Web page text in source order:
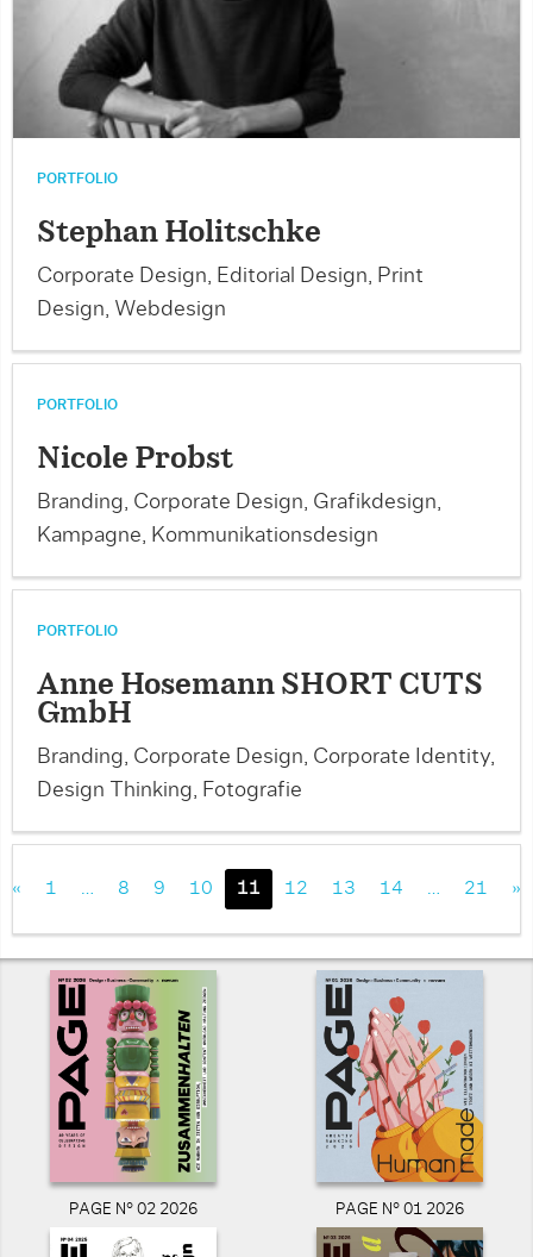
PORTFOLIO
Stephan Holitschke
Corporate Design, Editorial Design, Print
Design, Webdesign
PORTFOLIO
Nicole Probst
Branding, Corporate Design, Grafikdesign,
Kampagne, Kommunikationsdesign
PORTFOLIO
Anne Hosemann SHORT CUTS
GmbH
Branding, Corporate Design, Corporate Identity,
Design Thinking, Fotografie
« 1 8 9 10 11 12 13 14 21 »
PAGE N° 02 2026 PAGE N° 01 2026